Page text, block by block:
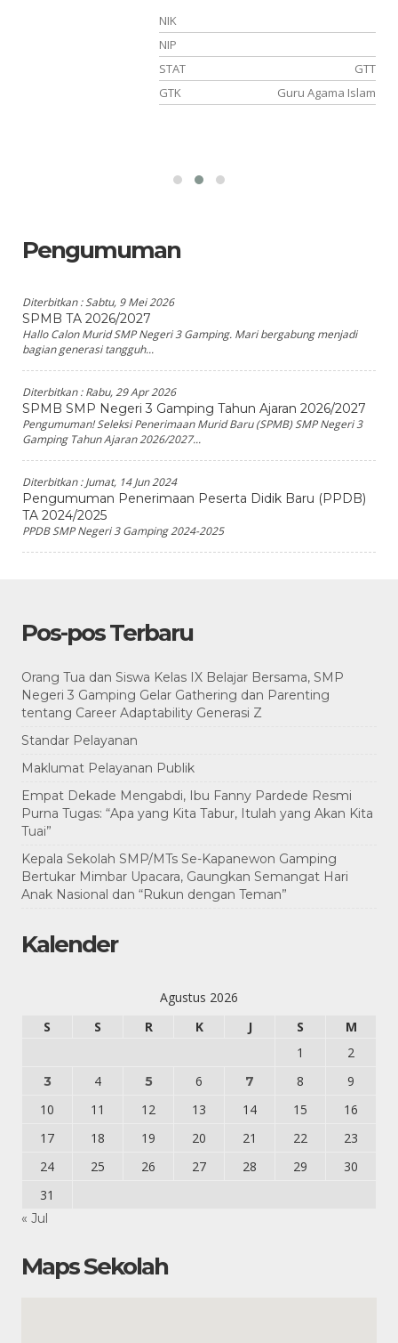
NIK
NIP
STAT
GTT
GTK
Guru Agama Islam
Pengumuman
Diterbitkan :Sabtu, 9 Mei 2026
SPMB TA 2026/2027
Hallo Calon Murid SMP Negeri 3 Gamping. Mari bergabung menjadi
bagian generasi tangguh...
Diterbitkan :Rabu, 29 Apr 2026
SPMB SMP Negeri 3 Gamping Tahun Ajaran 2026/2027
Pengumuman! Seleksi Penerimaan Murid Baru (SPMB) SMP Negeri 3
Gamping Tahun Ajaran 2026/2027...
Diterbitkan :Jumat, 14 Jun 2024
Pengumuman Penerimaan Peserta Didik Baru (PPDB)
TA 2024/2025
PPDB SMP Negeri 3 Gamping 2024-2025
Pos-pos Terbaru
Orang Tua dan Siswa Kelas IX Belajar Bersama, SMP
Negeri 3 Gamping Gelar Gathering dan Parenting
tentang Career Adaptability Generasi Z
Standar Pelayanan
Maklumat Pelayanan Publik
Empat Dekade Mengabdi, Ibu Fanny Pardede Resmi
Purna Tugas: “Apa yang Kita Tabur, Itulah yang Akan Kita
Tuai”
Kepala Sekolah SMP/MTs Se-Kapanewon Gamping
Bertukar Mimbar Upacara, Gaungkan Semangat Hari
Anak Nasional dan “Rukun dengan Teman”
Kalender
Agustus 2026
S
S R K J S
M
1
2
3 4 5 6 7 8
9
10
11 12 13 14 15
16
17
18 19 20 21 22
23
24
25 26 27 28 29
30
31
« Jul
Maps Sekolah